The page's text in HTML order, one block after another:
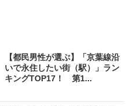
【都民男性が選ぶ】「京葉線沿
いで永住したい街（駅）」ラン
キングTOP17！ 第1...